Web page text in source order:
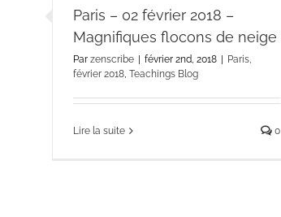
Paris – 02 février 2018 –
Magnifiques flocons de neige
Parzenscribe | février 2nd, 2018 | Paris,
février 2018 ,Teachings Blog
Lire la suite 0